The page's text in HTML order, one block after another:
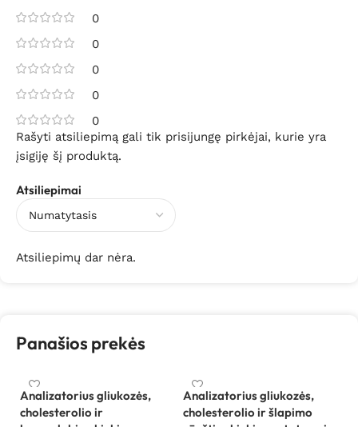
0
0
0
0
0
Atsiliepimai
Atsiliepimų dar nėra.
Rašyti atsiliepimą gali tik prisijungę pirkėjai, kurie yra
įsigiję šį produktą.
Panašios prekės
Analizatorius gliukozės,
cholesterolio ir
Analizatorius gliukozės,
cholesterolio ir šlapimo